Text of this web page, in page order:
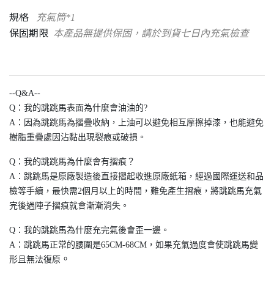
規格 充氣筒*1
保固期限 本產品無提供保固，請於到貨七日內充氣檢查
--Q&A--
Q：我的跳跳馬表面為什麼會油油的?
A：因為跳跳馬為摺疊收納，上油可以避免相互摩擦掉漆，也能避免
樹脂重疊處因沾黏出現裂痕或破損。
Q：我的跳跳馬為什麼會有摺痕？
A：跳跳馬是原廠製造後直接摺起收進原廠紙箱，經過國際運送和品
檢等手續，最快需2個月以上的時間，難免產生摺痕，將跳跳馬充氣
完後過陣子摺痕就會漸漸消失。
Q：我的跳跳馬為什麼充完氣後會歪一邊。
A：跳跳馬正常的腰圍是65CM-68CM，如果充氣過度會使跳跳馬變
形且無法復原 。